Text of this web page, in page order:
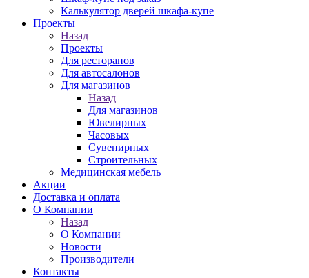
Калькулятор дверей шкафа-купе
Проекты
Назад
Проекты
Для ресторанов
Для автосалонов
Для магазинов
Назад
Для магазинов
Ювелирных
Часовых
Сувенирных
Строительных
Медицинская мебель
Акции
Доставка и оплата
О Компании
Назад
О Компании
Новости
Производители
Контакты